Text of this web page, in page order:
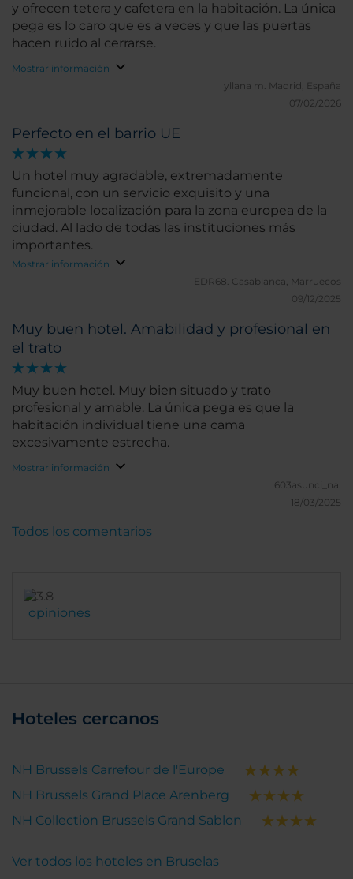
y ofrecen tetera y cafetera en la habitación. La única
pega es lo caro que es a veces y que las puertas
hacen ruido al cerrarse.
Mostrar información
yllana m. Madrid, España
07/02/2026
Perfecto en el barrio UE
Un hotel muy agradable, extremadamente
funcional, con un servicio exquisito y una
inmejorable localización para la zona europea de la
ciudad. Al lado de todas las instituciones más
importantes.
Mostrar información
EDR68. Casablanca, Marruecos
09/12/2025
Muy buen hotel. Amabilidad y profesional en
el trato
Muy buen hotel. Muy bien situado y trato
profesional y amable. La única pega es que la
habitación individual tiene una cama
excesivamente estrecha.
Mostrar información
603asunci_na.
18/03/2025
opiniones
Todos los comentarios
Hoteles cercanos
NH Brussels Carrefour de l'Europe
NH Brussels Grand Place Arenberg
NH Collection Brussels Grand Sablon
Ver todos los hoteles en Bruselas